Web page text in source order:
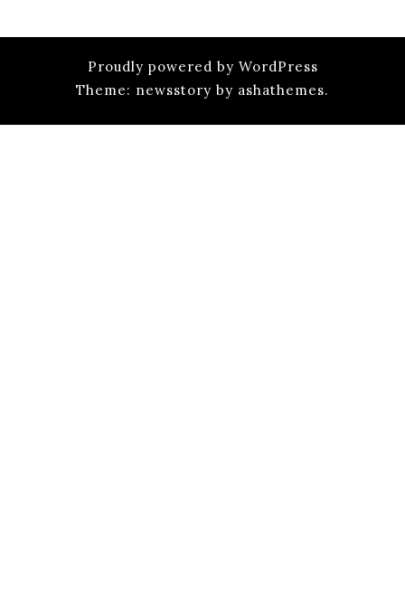
Proudly powered by WordPress
Theme: newsstory by ashathemes.